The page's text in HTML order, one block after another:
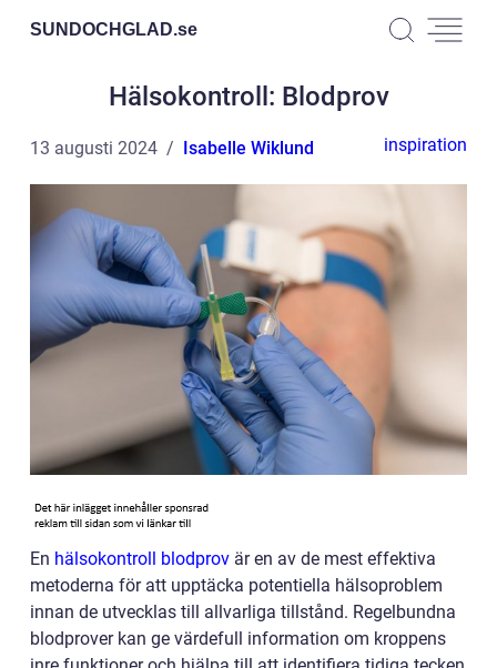
SUNDOCHGLAD.se
Hälsokontroll: Blodprov
13 augusti 2024 Isabelle Wiklund inspiration
En hälsokontroll blodprov är en av de mest effektiva
metoderna för att upptäcka potentiella hälsoproblem
innan de utvecklas till allvarliga tillstånd. Regelbundna
blodprover kan ge värdefull information om kroppens